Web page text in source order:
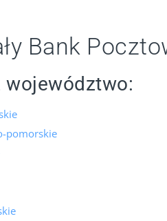
Bank
województwo:
pomorskie